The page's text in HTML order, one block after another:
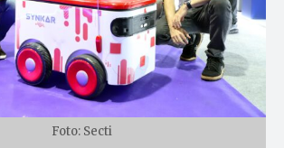
Foto: Secti